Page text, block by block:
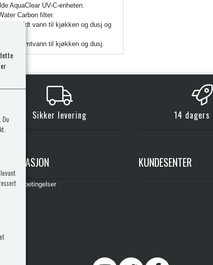
AquaClear UV-C-enheten.
Carbon filter.
som kaldt vann til kjøkken og dusj og
varmtvann til kjøkken og dusj.
Sikker levering 14
INFORMASJON KUNDESENTER